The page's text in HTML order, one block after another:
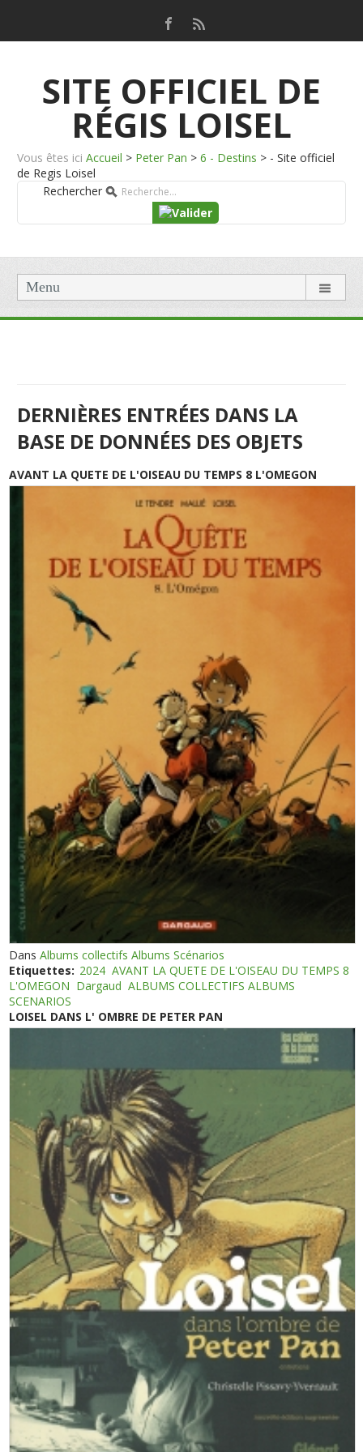
SITE OFFICIEL DE
RÉGIS LOISEL
Vous êtes ici Accueil > Peter Pan > 6 - Destins > - Site officiel
de Regis Loisel
Rechercher
Menu
DERNIÈRES ENTRÉES DANS LA
BASE DE DONNÉES DES OBJETS
AVANT LA QUETE DE L'OISEAU DU TEMPS 8 L'OMEGON
DansAlbums collectifs Albums Scénarios
Etiquettes: 2024 AVANT LA QUETE DE L'OISEAU DU TEMPS 8
L'OMEGON Dargaud ALBUMS COLLECTIFS ALBUMS
SCENARIOS
LOISEL DANS L' OMBRE DE PETER PAN